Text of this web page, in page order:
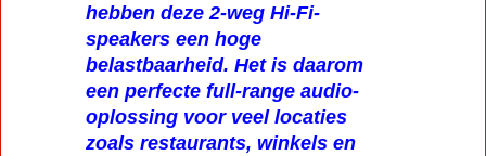
hebben deze 2-weg Hi-Fi-
speakers een hoge
belastbaarheid. Het is daarom
een perfecte full-range audio-
oplossing voor veel locaties
zoals restaurants, winkels en